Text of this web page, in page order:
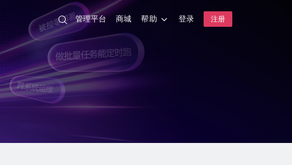
管理平台 商城 帮助 登录 注册